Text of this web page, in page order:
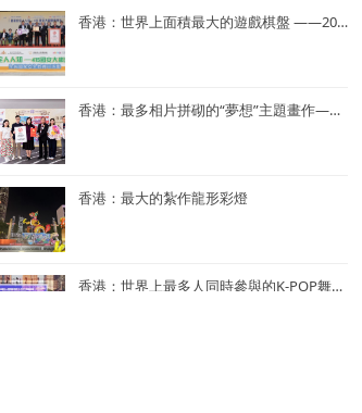
香港：世界上面積最大的遊戲棋盤 ——2023年「國家安全人人知—415 國安大棋盤齊齊玩」
香港：最多相片拼砌的“夢想”主題畫作——半島青年商會55周年「拼出夢相」慶祝活動
香港：最大的紮作龍形彩燈
香港：世界上最多人同時參與的K-POP舞蹈表演